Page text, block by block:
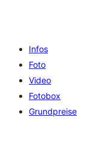
Infos
Foto
Video
Fotobox
Grundpreise